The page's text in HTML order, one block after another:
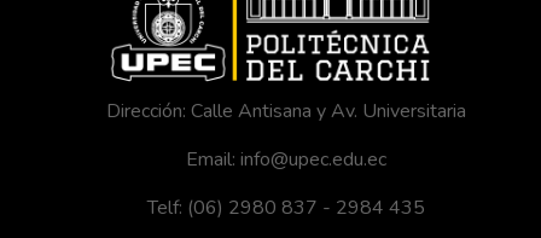
Dirección: Calle Antisana y Av. Universitaria
Email: info@upec.edu.ec
Telf: (06) 2980 837 - 2984 435